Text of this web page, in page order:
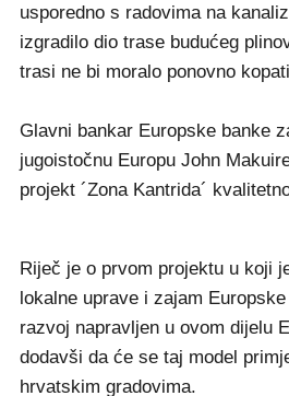
usporedno s radovima na
izgradilo dio trase budućeg
trasi ne bi moralo ponovno
Glavni bankar Europske banke
jugoistočnu Europu John
projekt ´Zona Kantrida´
Riječ je o prvom projektu u koji
lokalne uprave i zajam
razvoj napravljen u ovom dijelu
dodavši da će se taj model
hrvatskim gradovima.